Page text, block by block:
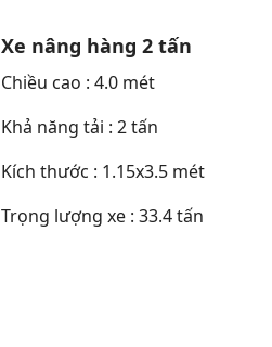
Xe nâng hàng 2 tấn
Chiều cao : 4.0 mét
Khả năng tải : 2 tấn
Kích thước : 1.15x3.5 mét
Trọng lượng xe : 33.4 tấn